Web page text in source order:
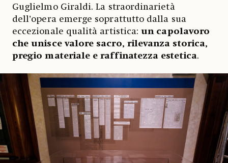
Guglielmo Giraldi. La straordinarietà
dell’opera emerge soprattutto dalla sua
eccezionale qualità artistica:un capolavoro
che unisce valore sacro, rilevanza storica,
pregio materiale e raffinatezza estetica.